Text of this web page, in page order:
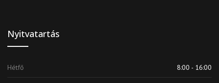
Nyitvatartás
Hétfő 8:00 - 16:00